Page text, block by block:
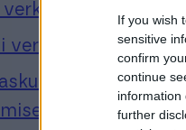
If you wish
sensitive
confirm
continue
information
further